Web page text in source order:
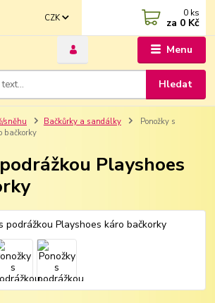
Menu
CZK
Hledat
0 ks
za 0 Kč
sněhu Bačkůrky a sandálky
Ponožky s
bačkorky
Playshoes